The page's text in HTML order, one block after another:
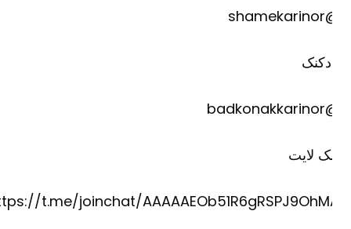
لایت
https://t.me/joinchat/